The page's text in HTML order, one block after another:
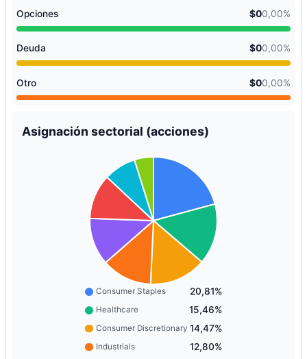
Opciones $00,00%
Deuda $00,00%
Otro $00,00%
Asignación sectorial (acciones)
Consumer Staples 20,81%
Healthcare 15,46%
Consumer Discretionary 14,47%
Industrials 12,80%